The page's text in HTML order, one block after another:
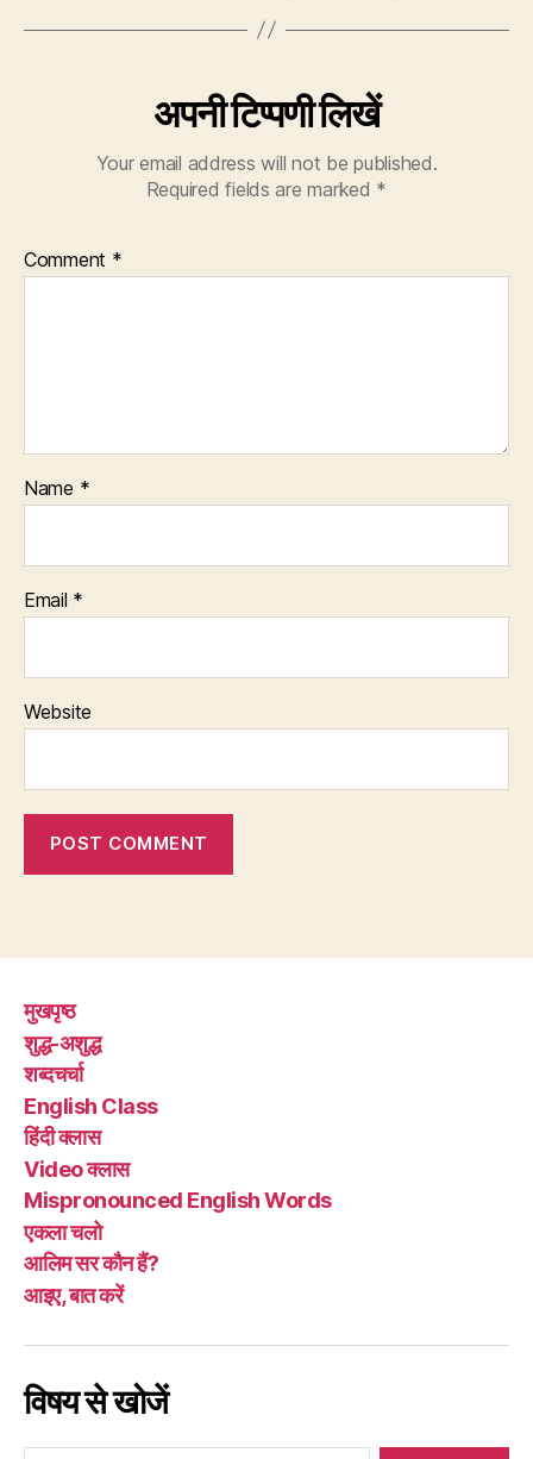
अपनी टिप्पणी लिखें
Your email address will not be published.
Required fields are marked *
Comment *
Name *
Email *
Website
मुखपृष्ठ
शुद्ध-अशुद्ध
शब्दचर्चा
English Class
हिंदी क्लास
Video क्लास
Mispronounced English Words
एकला चलो
आलिम सर कौन हैं?
आइए, बात करें
विषय से खोजें